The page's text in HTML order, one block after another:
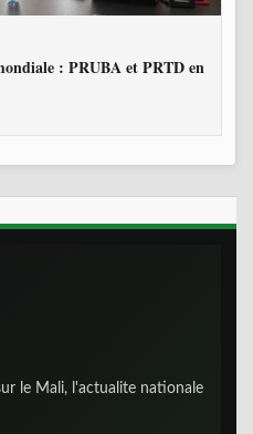
: PRUBA et PRTD en
le Mali, l'actualite nationale